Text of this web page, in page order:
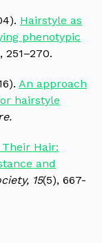
Hairstyle as
phenotypic
251–270.
An approach
hairstyle
Hair:
and
15(5), 667-